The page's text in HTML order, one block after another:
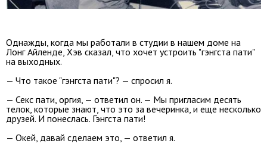
Однажды, когда мы работали в студии в нашем доме на
Лонг Айленде, Хэв сказал, что хочет устроить "гэнгста пати"
на выходных.
— Что такое "гэнгста пати"? — спросил я.
— Секс пати, оргия, — ответил он. — Мы пригласим десять
телок, которые знают, что это за вечеринка, и еще несколько
друзей. И понеслась. Гэнгста пати!
— Окей, давай сделаем это, — ответил я.